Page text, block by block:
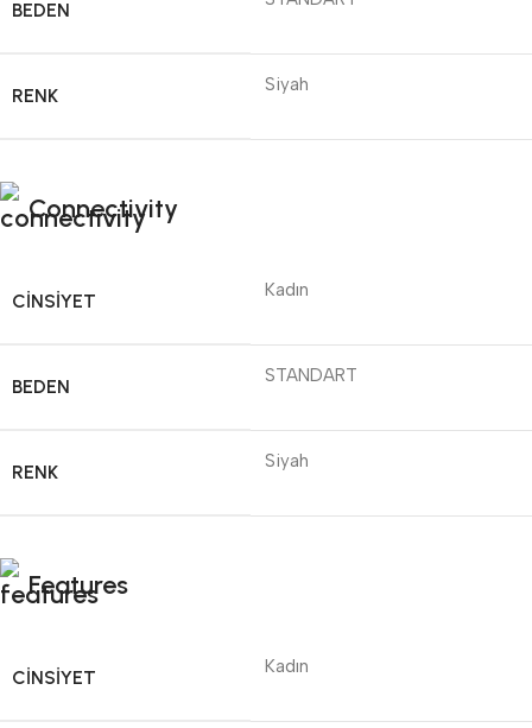
BEDEN
RENK Siyah
Connectivity
CINSIYET Kadın
BEDEN STANDART
RENK Siyah
Features
CINSIYET Kadın